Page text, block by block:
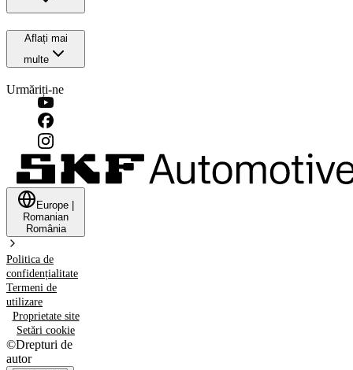
Aflați mai
multe
Urmăriți-ne
Europe
Romanian
România
Politica de
confidențialitate
Termeni de
utilizare
Proprietate site
Setări cookie
©Drepturi de
autor